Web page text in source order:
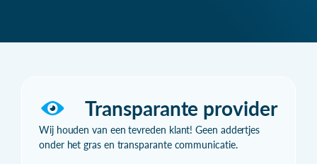
Transparante provider
Wij houden van een tevreden klant! Geen addertjes
onder het gras en transparante communicatie.